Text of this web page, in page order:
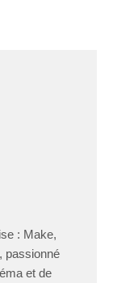
: Make,
passionné
et de